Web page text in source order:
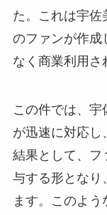
た。これは宇佐
のファンが作成
なく商業利用さ
この件では、
が迅速に対応し
結果として、フ
与する形となり
ます。このよ